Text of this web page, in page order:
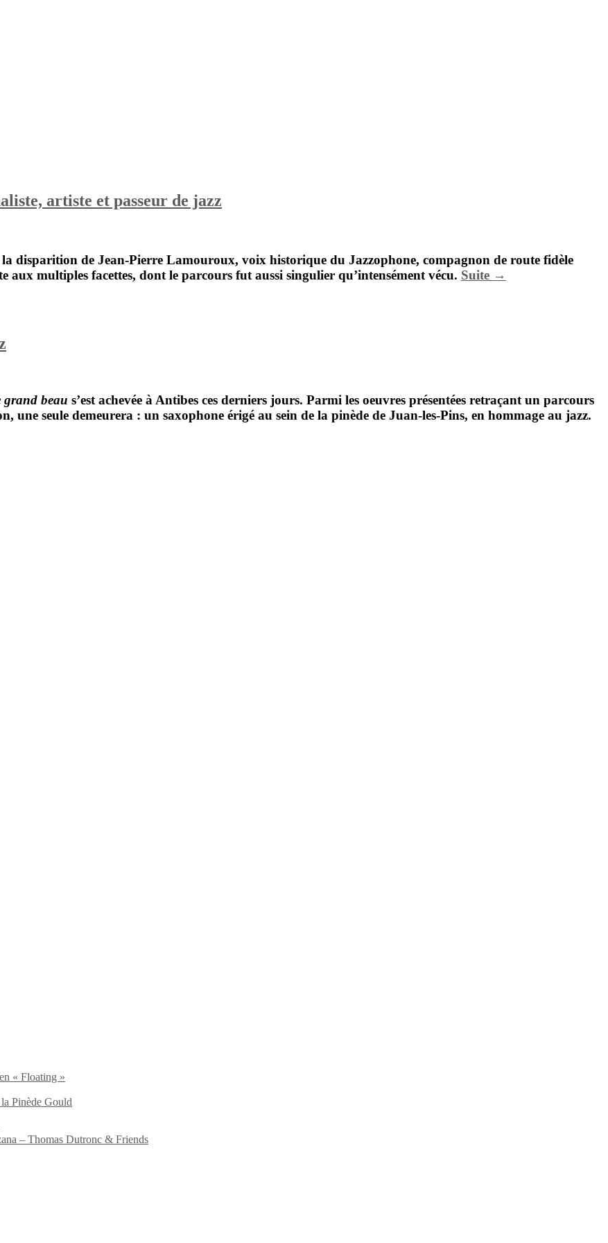
artiste et passeur de jazz
la disparition de Jean-Pierre Lamouroux, voix historique du Jazzophone, compagnon de route fidèle
aux multiples facettes, dont le parcours fut aussi singulier qu’intensément vécu. Suite →
grand beau s’est achevée à Antibes ces derniers jours. Parmi les oeuvres présentées retraçant un parcours
une seule demeurera : un saxophone érigé au sein de la pinède de Juan-les-Pins, en hommage au jazz.
« Floating »
Pinède Gould
– Thomas Dutronc & Friends